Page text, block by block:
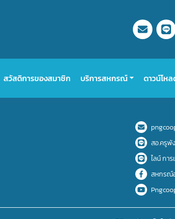
สวัสดิการของสมาชิก บริการสหกรณ์ ดาวน์โห
สอ.ครูพั
ไลน์ กา
สหกรณ์